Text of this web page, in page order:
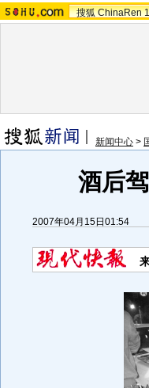
搜狐 ChinaRen
新闻中心 >
酒后
2007年04月15日01:54